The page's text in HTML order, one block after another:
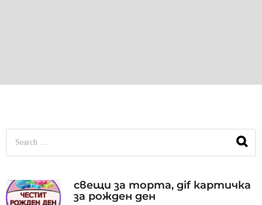
h
f
свещи за торта, gif картичка
за рожден ден